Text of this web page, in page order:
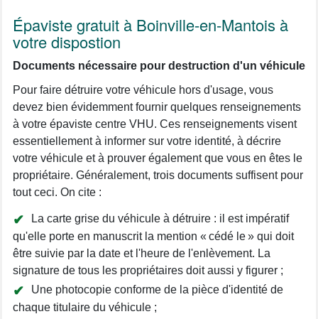
Épaviste gratuit à Boinville-en-Mantois à
votre dispostion
Documents nécessaire pour destruction d'un véhicule
Pour faire détruire votre véhicule hors d'usage, vous
devez bien évidemment fournir quelques renseignements
à votre épaviste centre VHU. Ces renseignements visent
essentiellement à informer sur votre identité, à décrire
votre véhicule et à prouver également que vous en êtes le
propriétaire. Généralement, trois documents suffisent pour
tout ceci. On cite :
La carte grise du véhicule à détruire : il est impératif
qu'elle porte en manuscrit la mention « cédé le » qui doit
être suivie par la date et l'heure de l'enlèvement. La
signature de tous les propriétaires doit aussi y figurer ;
Une photocopie conforme de la pièce d'identité de
chaque titulaire du véhicule ;